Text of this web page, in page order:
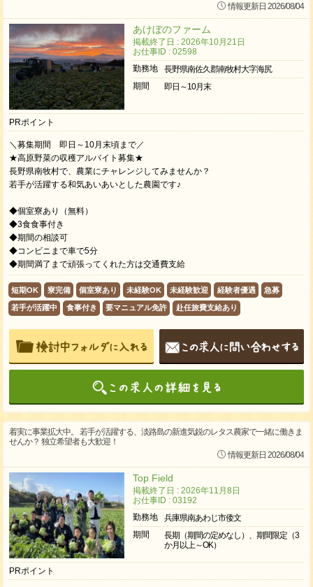
情報更新日 2026/08/04
あけぼのファーム
掲載終了日 : 2026年10月21日
お仕事ID : 02598
勤務地
長野県南佐久郡南牧村大字海尻
期間
即日～10月末
PRポイント
＼募集期間 即日～10月末頃まで／
★高原野菜の収穫アルバイト募集★
長野県南牧村で、農業にチャレンジしてみませんか？
若手が活躍する和気あいあいとした農園です♪
◆個室寮あり（無料）
◆3食食事付き
◆期間の相談可
◆コンビニまで車で5分
◆期間満了まで頑張ってくれた方は交通費支給
短期OK 寮完備 個室寮あり 未経験OK 未経験歓迎 経験者優遇 急募
若手が活躍中 食事付き 要マニュアル免許 赴任旅費支給あり
着実に事業拡大中。 若手が活躍する、淡路島の新進気鋭のレタス農家で一緒に働きま
せんか？ 独立希望者も大歓迎！
情報更新日 2026/08/04
Top Field
掲載終了日 : 2026年11月8日
お仕事ID : 03192
勤務地
兵庫県南あわじ市倭文
期間
長期（期間の定めなし）、期間限定（3
か月以上～OK）
PRポイント